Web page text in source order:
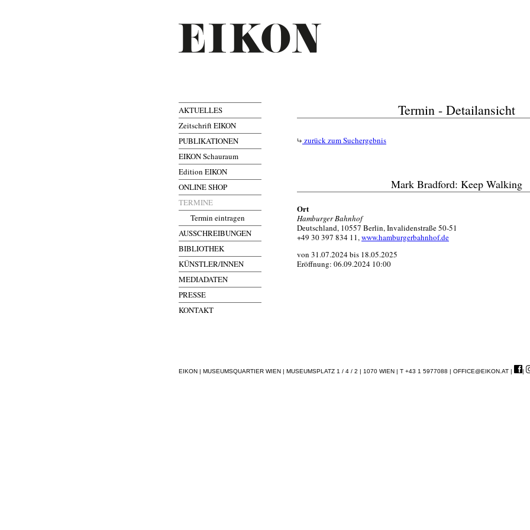
AKTUELLES
Zeitschrift EIKON
PUBLIKATIONEN
EIKON Schauraum
Edition EIKON
ONLINE SHOP
TERMINE
Termin eintragen
AUSSCHREIBUNGEN
BIBLIOTHEK
KÜNSTLER/INNEN
MEDIADATEN
PRESSE
KONTAKT
Termin - Detailansicht
zurück zum Suchergebnis
Mark Bradford: Keep Walking
Ort
Hamburger Bahnhof
Deutschland, 10557 Berlin, Invalidenstraße 50-51
+49 30 397 834 11,www.hamburgerbahnhof.de
von 31.07.2024 bis 18.05.2025
Eröffnung: 06.09.2024 10:00
EIKON | MUSEUMSQUARTIER WIEN | MUSEUMSPLATZ 1 / 4 / 2 | 1070 WIEN | T +43 1 5977088 | OFFICE@EIKON.AT | |